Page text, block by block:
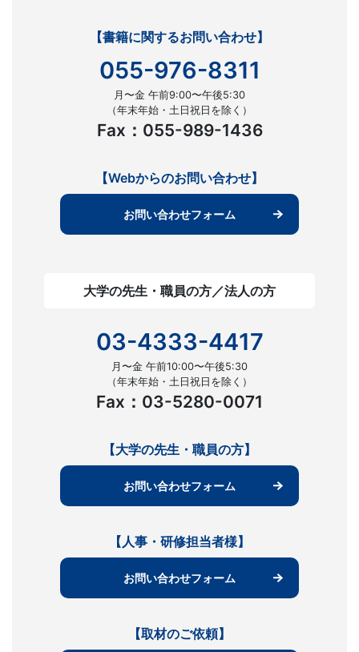
【書籍に関するお問い合わせ】
055-976-8311
月〜金 午前9:00〜午後5:30
（年末年始・土日祝日を除く）
Fax：055-989-1436
【Webからのお問い合わせ】
お問い合わせフォーム
大学の先生・職員の方／法人の方
03-4333-4417
月〜金 午前10:00〜午後5:30
（年末年始・土日祝日を除く）
Fax：03-5280-0071
【大学の先生・職員の方】
お問い合わせフォーム
【人事・研修担当者様】
お問い合わせフォーム
【取材のご依頼】